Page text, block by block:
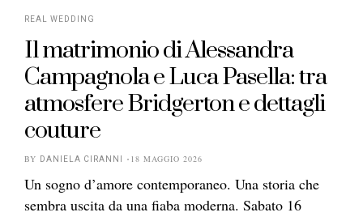
REAL WEDDING
Il matrimonio di Alessandra
Campagnola e Luca Pasella: tra
atmosfere Bridgerton e dettagli
couture
BY DANIELA CIRANNI 18 MAGGIO 2026
Un sogno d’amore contemporaneo. Una storia che
sembra uscita da una fiaba moderna. Sabato 16